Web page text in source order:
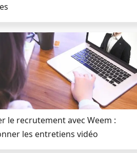
le recrutement avec Weem :
les entretiens vidéo